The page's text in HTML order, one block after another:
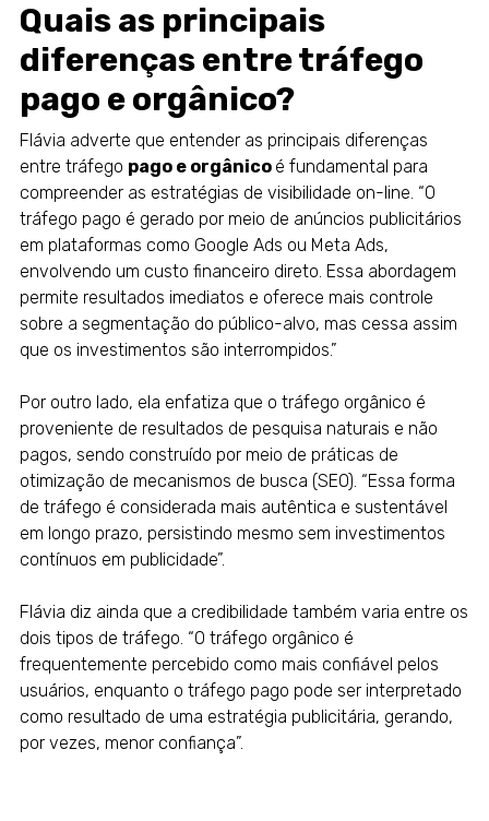
Quais as principais
diferenças entre tráfego
pago e orgânico?
Flávia adverte que entender as principais diferenças
entre tráfego pago e orgânico é fundamental para
compreender as estratégias de visibilidade on-line. “O
tráfego pago é gerado por meio de anúncios publicitários
em plataformas como Google Ads ou Meta Ads,
envolvendo um custo financeiro direto. Essa abordagem
permite resultados imediatos e oferece mais controle
sobre a segmentação do público-alvo, mas cessa assim
que os investimentos são interrompidos.”
Por outro lado, ela enfatiza que o tráfego orgânico é
proveniente de resultados de pesquisa naturais e não
pagos, sendo construído por meio de práticas de
otimização de mecanismos de busca (SEO). “Essa forma
de tráfego é considerada mais autêntica e sustentável
em longo prazo, persistindo mesmo sem investimentos
contínuos em publicidade”.
Flávia diz ainda que a credibilidade também varia entre os
dois tipos de tráfego. “O tráfego orgânico é
frequentemente percebido como mais confiável pelos
usuários, enquanto o tráfego pago pode ser interpretado
como resultado de uma estratégia publicitária, gerando,
por vezes, menor confiança”.